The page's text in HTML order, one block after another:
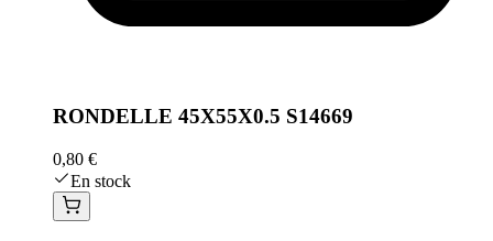
RONDELLE 45X55X0.5 S14669
0,80 €
En stock